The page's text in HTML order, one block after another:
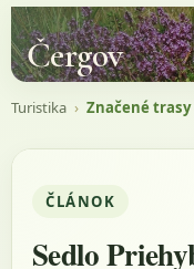
Čergov
Turistika › Značené trasy
ČLÁNOK
Sedlo